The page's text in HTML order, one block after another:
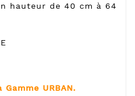
hauteur de 40 cm à 64
URBAN.